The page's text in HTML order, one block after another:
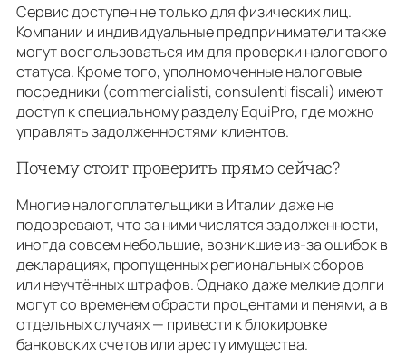
Сервис доступен не только для физических лиц.
Компании и индивидуальные предприниматели также
могут воспользоваться им для проверки налогового
статуса. Кроме того, уполномоченные налоговые
посредники (commercialisti, consulenti fiscali) имеют
доступ к специальному разделу EquiPro, где можно
управлять задолженностями клиентов.
Почему стоит проверить прямо сейчас?
Многие налогоплательщики в Италии даже не
подозревают, что за ними числятся задолженности,
иногда совсем небольшие, возникшие из-за ошибок в
декларациях, пропущенных региональных сборов
или неучтённых штрафов. Однако даже мелкие долги
могут со временем обрасти процентами и пенями, а в
отдельных случаях — привести к блокировке
банковских счетов или аресту имущества.